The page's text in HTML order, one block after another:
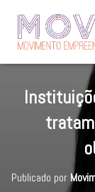
Publicado por